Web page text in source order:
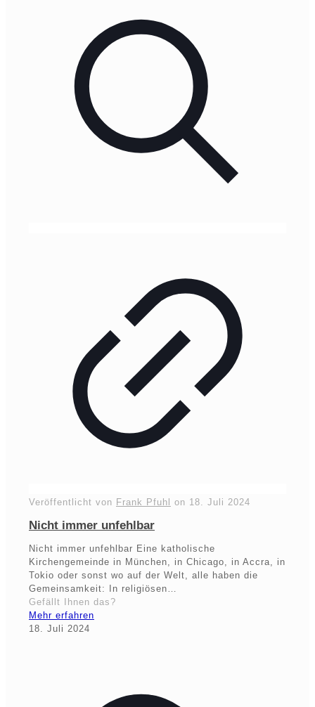
Veröffentlicht von Frank Pfuhl on 18. Juli 2024
Nicht immer unfehlbar
Nicht immer unfehlbar Eine katholische
Kirchengemeinde in München, in Chicago, in Accra, in
Tokio oder sonst wo auf der Welt, alle haben die
Gemeinsamkeit: In religiösen…
Gefällt Ihnen das?
Mehr erfahren
18. Juli 2024